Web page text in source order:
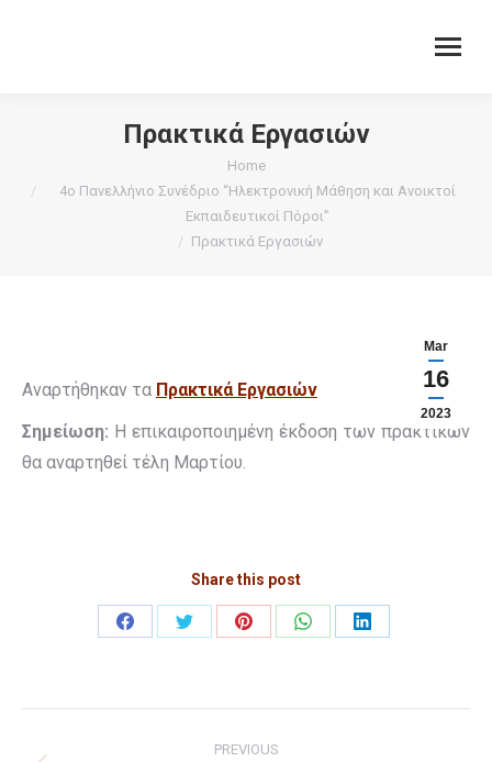
Πρακτικά Εργασιών
Home
4ο Πανελλήνιο Συνέδριο “Ηλεκτρονική Μάθηση και Ανοικτοί
Εκπαιδευτικοί Πόροι”
Πρακτικά Εργασιών
Mar
16
2023
Αναρτήθηκαν τα Πρακτικά Εργασιών
Σημείωση: Η επικαιροποιημένη έκδοση των πρακτικών
θα αναρτηθεί τέλη Μαρτίου.
Share this post
Share
Share
Share
Share
Share
PREVIOUS